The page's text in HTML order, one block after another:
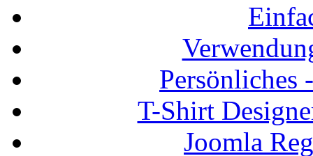
Persönliches
T-Shirt
Joomla